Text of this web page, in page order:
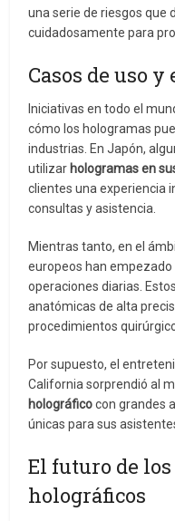
una serie de riesgos que
cuidadosamente para
Casos de uso
Iniciativas en todo el
cómo los hologramas
industrias. En Japón,
utilizar hologramas en
clientes una experiencia
consultas y asistencia.
Mientras tanto, en el
europeos han
operaciones diarias.
anatómicas de alta
procedimientos
Por supuesto, el
California sorprendió al
holográficocon grandes
únicas para sus
El futuro de
holográficos